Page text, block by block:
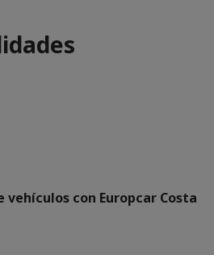
vehículos con Europcar Costa